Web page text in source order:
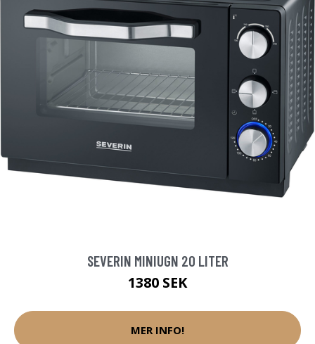
SEVERIN MINIUGN 20 LITER
1380 SEK
MER INFO!